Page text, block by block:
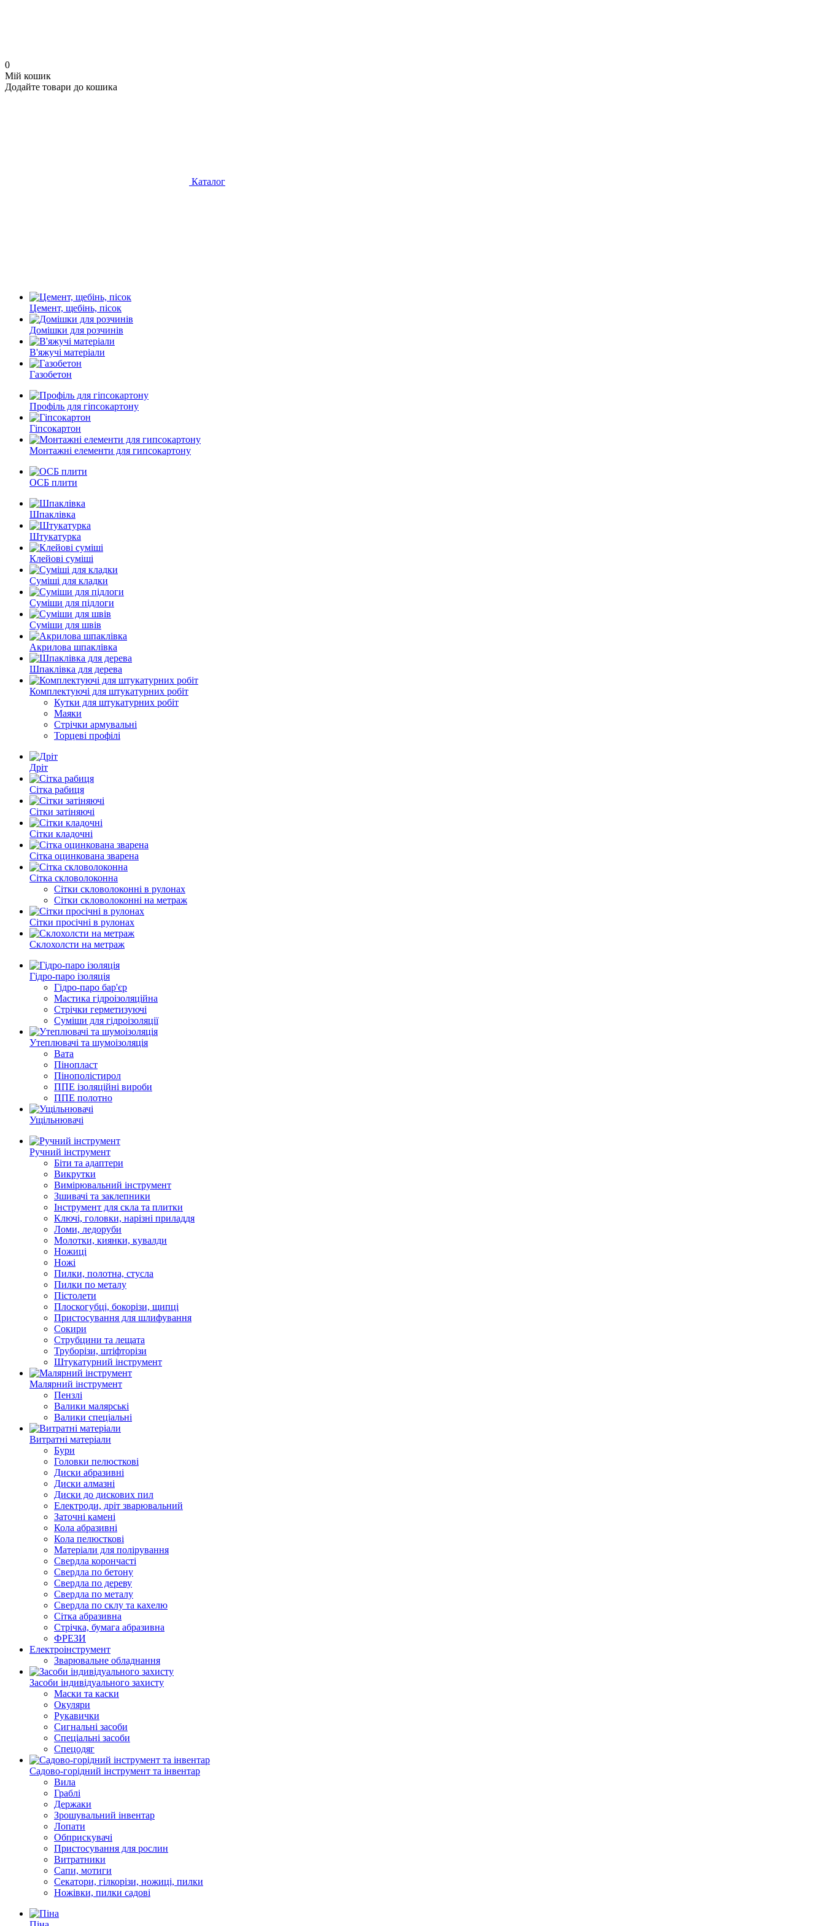
0
Мій кошик
Додайте товари до кошика
Каталог
Цемент, щебінь, пісок
Домішки для розчинів
В'яжучі матеріали
Газобетон
Профіль для гіпсокартону
Гіпсокартон
Монтажні елементи для гипсокартону
ОСБ плити
Шпаклівка
Штукатурка
Клейові суміші
Суміші для кладки
Суміши для підлоги
Суміши для швів
Акрилова шпаклівка
Шпаклівка для дерева
Комплектуючі для штукатурних робіт
Кутки для штукатурних робіт
Маяки
Стрічки армувальні
Торцеві профілі
Дріт
Сітка рабиця
Сітки затіняючі
Сітки кладочні
Сітка оцинкована зварена
Сітка скловолоконна
Сітки скловолоконні в рулонах
Сітки скловолоконні на метраж
Сітки просічні в рулонах
Склохолсти на метраж
Гідро-паро ізоляція
Гідро-паро бар'єр
Мастика гідроізоляційна
Стрічки герметизуючі
Суміши для гідроізоляції
Утеплювачі та шумоізоляція
Вата
Пінопласт
Пінополістирол
ППЕ ізоляційні вироби
ППЕ полотно
Ущільнювачі
Ручний інструмент
Біти та адаптери
Викрутки
Вимірювальний інструмент
Зшивачі та заклепники
Інструмент для скла та плитки
Ключі, головки, нарізні приладдя
Ломи, ледоруби
Молотки, киянки, кувалди
Ножиці
Ножі
Пилки, полотна, стусла
Пилки по металу
Пістолети
Плоскогубці, бокорізи, щипці
Пристосування для шлифування
Сокири
Струбцини та лещата
Труборізи, штіфторізи
Штукатурний інструмент
Малярний інструмент
Пензлі
Валики малярські
Валики спеціальні
Витратні матеріали
Бури
Головки пелюсткові
Диски абразивні
Диски алмазні
Диски до дискових пил
Електроди, дріт зварювальний
Заточні камені
Кола абразивні
Кола пелюсткові
Матеріали для полірування
Свердла корончасті
Свердла по бетону
Свердла по дереву
Свердла по металу
Свердла по склу та кахелю
Сітка абразивна
Стрічка, бумага абразивна
ФРЕЗИ
Електроінструмент
Зварювальне обладнання
Засоби індивідуального захисту
Маски та каски
Окуляри
Рукавички
Сигнальні засоби
Спеціальні засоби
Спецодяг
Садово-горідний інструмент та інвентар
Вила
Граблі
Держаки
Зрошувальний інвентар
Лопати
Обприскувачі
Пристосування для рослин
Витратники
Сапи, мотиги
Секатори, гілкорізи, ножиці, пилки
Ножівки, пилки садові